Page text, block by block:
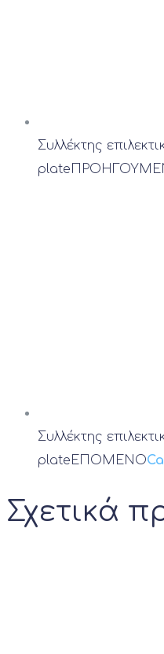
Συλλέκτης
plate
Συλλέκτης
plate ΕΠΟΜΕΝΟ
Σχετικά